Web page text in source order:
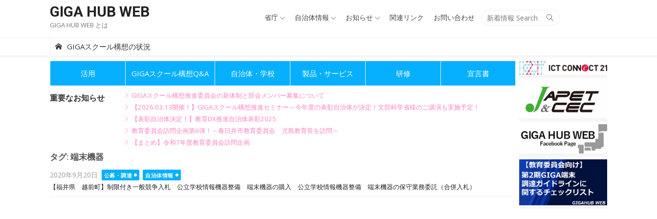
GIGA HUB WEB
GIGA HUB WEB とは
Search
省庁 自治体情報 お知らせ 関連リンク お問い合わせ
GIGAスクール構想の状況
活用 GIGAスクール構想Q&A 自治体・学校 製品・サービス 研修 宣言書
重要なお知らせ
GIGAスクール構想推進委員会の新体制と部会メンバー募集について
【2026.03.13開催！】GIGAスクール構想推進セミナー～今年度の表彰自治体が決定！文部科学省様のご講演も実施予定！
【表彰自治体決定！】教育DX推進自治体表彰2025
教育委員会訪問企画第6弾！～春日井市教育委員会 児島教育長を訪問～
【まとめ】令和7年度教育委員会訪問企画
タグ: 端末機器
Posted
on
2020年9月20日 公募・調達
自治体情報
【福井県 越前町】制限付き一般競争入札 公立学校情報機器整備 端末機器の購入 公立学校情報機器整備 端末機器の保守業務委託（合併入札）